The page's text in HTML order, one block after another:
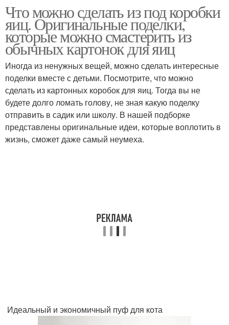
Что можно сделать из под коробки
яиц. Оригинальные поделки,
которые можно смастерить из
обычных картонок для яиц
Иногда из ненужных вещей, можно сделать интересные
поделки вместе с детьми. Посмотрите, что можно
сделать из картонных коробок для яиц. Тогда вы не
будете долго ломать голову, не зная какую поделку
отправить в садик или школу. В нашей подборке
представлены оригинальные идеи, которые воплотить в
жизнь, сможет даже самый неумеха.
Идеальный и экономичный пуф для кота